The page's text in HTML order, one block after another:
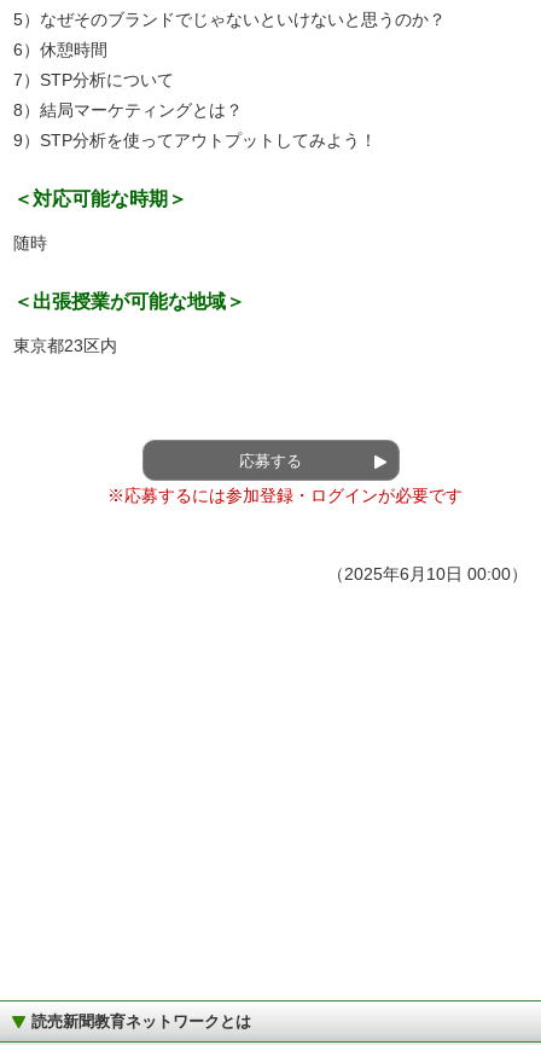
5）なぜそのブランドでじゃないといけないと思うのか？
6）休憩時間
7）STP分析について
8）結局マーケティングとは？
9）STP分析を使ってアウトプットしてみよう！
＜対応可能な時期＞
随時
＜出張授業が可能な地域＞
東京都23区内
応募する
※応募するには参加登録・ログインが必要です
（2025年6月10日 00:00）
読売新聞教育ネットワークとは